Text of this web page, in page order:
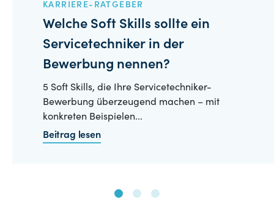
KARRIERE-RATGEBER
Welche Soft Skills sollte ein
Servicetechniker in der
Bewerbung nennen?
5 Soft Skills, die Ihre Servicetechniker-
Bewerbung überzeugend machen – mit
konkreten Beispielen...
Beitrag lesen